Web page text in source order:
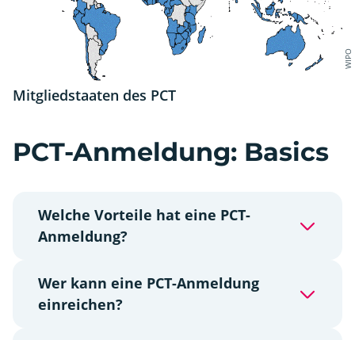
WIPO
Mitgliedstaaten des PCT
PCT-Anmeldung: Basics
Welche Vorteile hat eine PCT-
Anmeldung?
Wer kann eine PCT-Anmeldung
einreichen?